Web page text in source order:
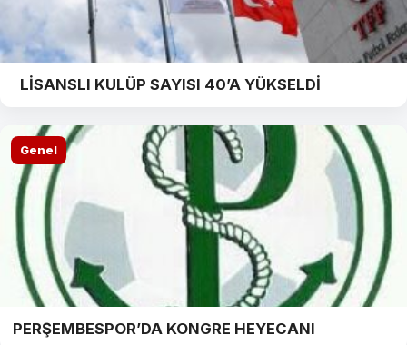
LİSANSLI KULÜP SAYISI 40’A YÜKSELDİ
Genel
PERŞEMBESPOR’DA KONGRE HEYECANI